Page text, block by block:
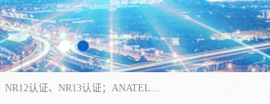
*是一家的测试、评估、检查与认机构，主要从事巴西NR10认证、NR12认证、NR13认证；ANATEL认证、INMTRO认证，欧盟CE认证：MD认证，PED认证，MID认证，ATEX认证，德国蓝色天使认证。